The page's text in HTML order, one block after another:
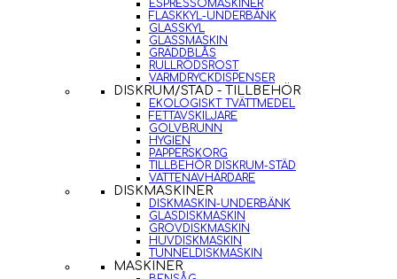
ESPRESSOMASKINER
FLASKKYL-UNDERBÄNK
GLASSKYL
GLASSMASKIN
GRÄDDBLÅS
RULLRÖDSROST
VARMDRYCKDISPENSER
DISKRUM/STÄD - TILLBEHÖR
EKOLOGISKT TVÄTTMEDEL
FETTAVSKILJARE
GOLVBRUNN
HYGIEN
PAPPERSKORG
TILLBEHÖR DISKRUM-STÄD
VATTENAVHÄRDARE
DISKMASKINER
DISKMASKIN-UNDERBÄNK
GLASDISKMASKIN
GROVDISKMASKIN
HUVDISKMASKIN
TUNNELDISKMASKIN
MASKINER